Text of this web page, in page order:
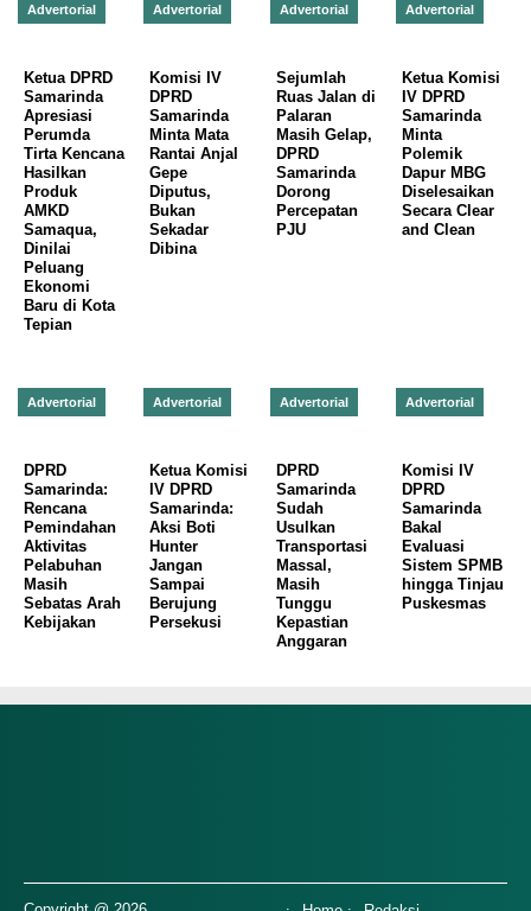
Advertorial
Ketua DPRD
Samarinda
Apresiasi
Perumda
Tirta Kencana
Hasilkan
Produk
AMKD
Samaqua,
Dinilai
Peluang
Ekonomi
Baru di Kota
Tepian
Advertorial
Komisi IV
DPRD
Samarinda
Minta Mata
Rantai Anjal
Gepe
Diputus,
Bukan
Sekadar
Dibina
Advertorial
Sejumlah
Ruas Jalan di
Palaran
Masih Gelap,
DPRD
Samarinda
Dorong
Percepatan
PJU
Advertorial
Ketua Komisi
IV DPRD
Samarinda
Minta
Polemik
Dapur MBG
Diselesaikan
Secara Clear
and Clean
Advertorial
DPRD
Samarinda:
Rencana
Pemindahan
Aktivitas
Pelabuhan
Masih
Sebatas Arah
Kebijakan
Advertorial
Ketua Komisi
IV DPRD
Samarinda:
Aksi Boti
Hunter
Jangan
Sampai
Berujung
Persekusi
Advertorial
DPRD
Samarinda
Sudah
Usulkan
Transportasi
Massal,
Masih
Tunggu
Kepastian
Anggaran
Advertorial
Komisi IV
DPRD
Samarinda
Bakal
Evaluasi
Sistem SPMB
hingga Tinjau
Puskesmas